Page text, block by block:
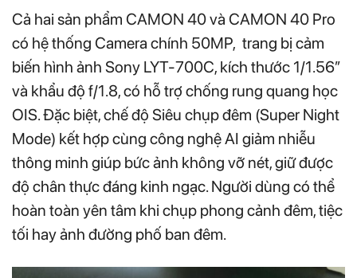
Cả hai sản phẩm CAMON 40 và CAMON 40 Pro
có hệ thống Camera chính 50MP, trang bị cảm
biến hình ảnh Sony LYT-700C, kích thước 1/1.56”
và khẩu độ f/1.8, có hỗ trợ chống rung quang học
OIS. Đặc biệt, chế độ Siêu chụp đêm (Super Night
Mode) kết hợp cùng công nghệ AI giảm nhiễu
thông minh giúp bức ảnh không vỡ nét, giữ được
độ chân thực đáng kinh ngạc. Người dùng có thể
hoàn toàn yên tâm khi chụp phong cảnh đêm, tiệc
tối hay ảnh đường phố ban đêm.